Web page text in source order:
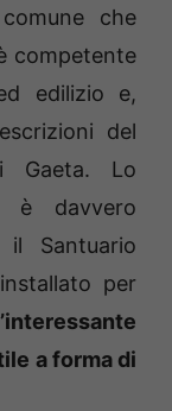
che
competente
edilizio e,
del
Gaeta. Lo
è davvero
Santuario
per
a forma di